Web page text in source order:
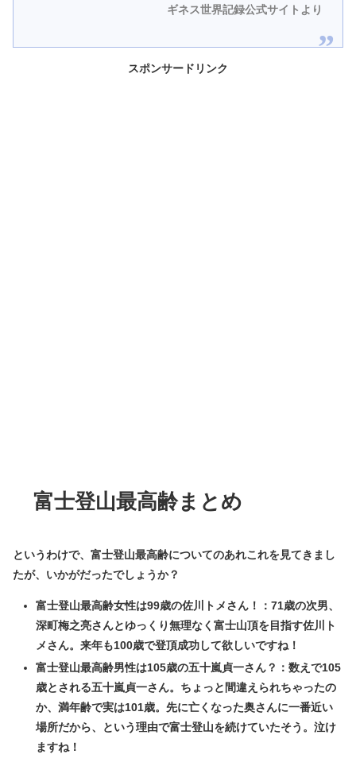
ギネス世界記録公式サイトより
スポンサードリンク
富士登山最高齢まとめ
というわけで、富士登山最高齢についてのあれこれを見てきまし
たが、いかがだったでしょうか？
富士登山最高齢女性は99歳の佐川トメさん！：71歳の次男、
深町梅之亮さんとゆっくり無理なく富士山頂を目指す佐川ト
メさん。来年も100歳で登頂成功して欲しいですね！
富士登山最高齢男性は105歳の五十嵐貞一さん？：数えで105
歳とされる五十嵐貞一さん。ちょっと間違えられちゃったの
か、満年齢で実は101歳。先に亡くなった奥さんに一番近い
場所だから、という理由で富士登山を続けていたそう。泣け
ますね！